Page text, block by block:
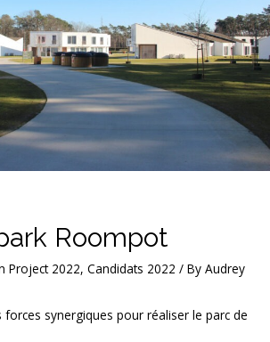
Roompot
Project 2022, Candidats 2022 / By Audrey
forces synergiques pour réaliser le parc de